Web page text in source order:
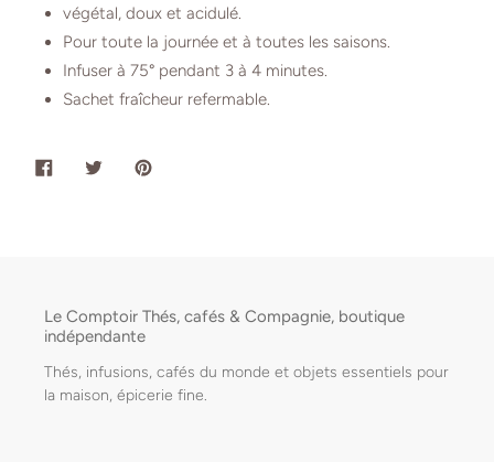
végétal, doux et acidulé.
Pour toute la journée et à toutes les saisons.
Infuser à 75° pendant 3 à 4 minutes.
Sachet fraîcheur refermable.
PARTAGERTWEETER
Le Comptoir Thés, cafés & Compagnie, boutique
indépendante
Thés, infusions, cafés du monde et objets essentiels pour
la maison, épicerie fine.